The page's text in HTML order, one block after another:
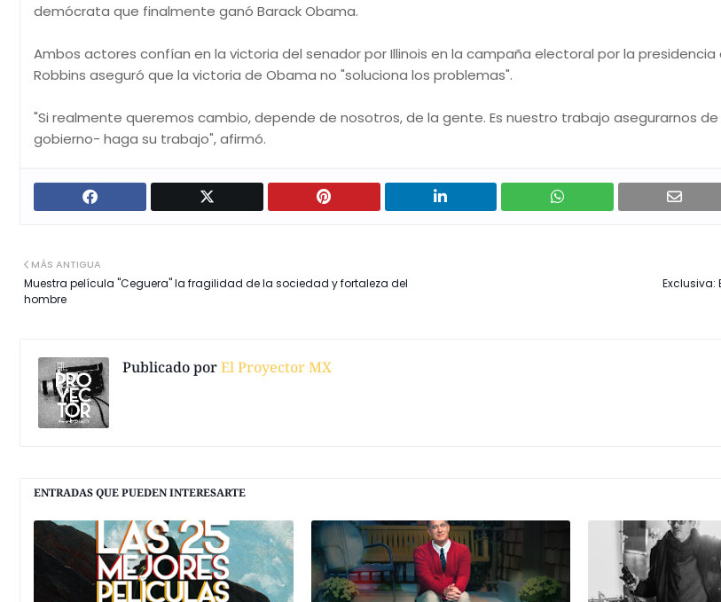
demócrata que finalmente ganó Barack Obama.
Ambos actores confían en la victoria del senador por Illinois en la campaña electoral por la presidencia
Robbins aseguró que la victoria de Obama no "soluciona los problemas".
"Si realmente queremos cambio, depende de nosotros, de la gente. Es nuestro trabajo asegurarnos
gobierno- haga su trabajo", afirmó.
Exclusiva:
MÁS ANTIGUA
Muestra película "Ceguera" la fragilidad de la sociedad y fortaleza del
hombre
Publicado porEl Proyector MX
ENTRADAS QUE PUEDEN INTERESARTE